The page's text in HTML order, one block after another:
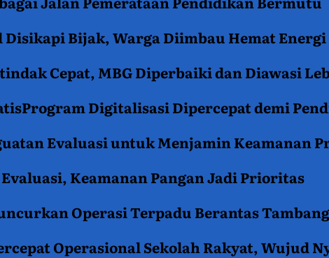
Disikapi Bijak, Warga Diimbau Hemat Energi
Cepat, MBG Diperbaiki dan Diawasi
Digitalisasi Dipercepat demi
Evaluasi untuk Menjamin Keamanan
Keamanan Pangan Jadi Prioritas
Operasi Terpadu Berantas
Operasional Sekolah Rakyat, Wujud